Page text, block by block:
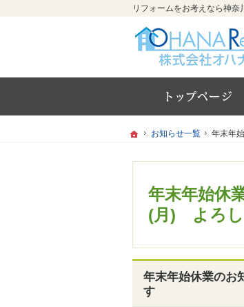
ホーム
お知らせ一覧 年末年
年末年始休
(月) よろし
年末年始休業のお
す
ホーム
お知らせ一覧 年末年